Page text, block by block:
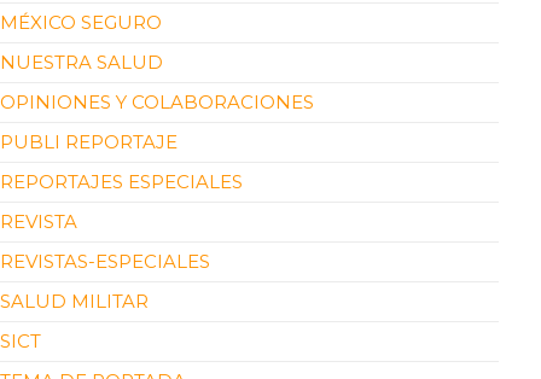
MÉXICO SEGURO
NUESTRA SALUD
OPINIONES Y COLABORACIONES
PUBLI REPORTAJE
REPORTAJES ESPECIALES
REVISTA
REVISTAS-ESPECIALES
SALUD MILITAR
SICT